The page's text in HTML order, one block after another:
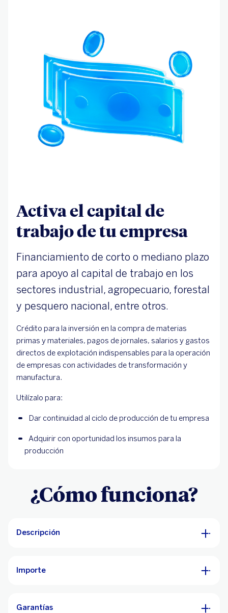
Activa el capital de
trabajo de tu empresa
Financiamiento de corto o mediano plazo
para apoyo al capital de trabajo en los
sectores industrial, agropecuario, forestal
y pesquero nacional, entre otros.
Crédito para la inversión en la compra de materias
primas y materiales, pagos de jornales, salarios y gastos
directos de explotación indispensables para la operación
de empresas con actividades de transformación y
manufactura.
Utilízalo para:
Dar continuidad al ciclo de producción de tu empresa
Adquirir con oportunidad los insumos para la
producción
¿Cómo funciona?
Descripción
Importe
Garantías